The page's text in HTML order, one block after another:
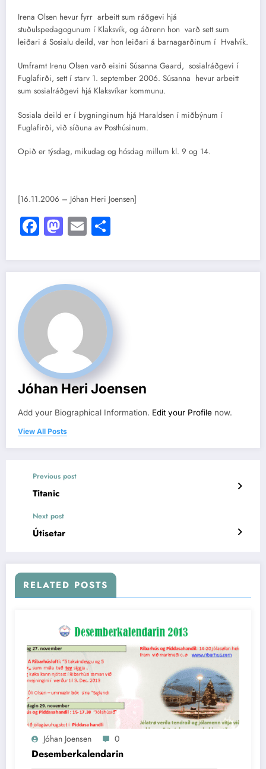
Irena Olsen hevur fyrr arbeitt sum ráðgevi hjá
stuðulspedagogunum í Klaksvík, og áðrenn hon varð sett sum
leiðari á Sosialu deild, var hon leiðari á barnagarðinum í Hvalvík.
Umframt Irenu Olsen varð eisini Súsanna Gaard, sosialráðgevi í
Fuglafirði, sett í starv 1. september 2006. Súsanna hevur arbeitt
sum sosialráðgevi hjá Klaksvíkar kommunu.
Sosiala deild er í bygninginum hjá Haraldsen í miðbýnum í
Fuglafirði, við síðuna av Posthúsinum.
Opið er týsdag, mikudag og hósdag millum kl. 9 og 14.
[16.11.2006 – Jóhan Heri Joensen]
Facebook
Mastodon
Email
Jóhan Heri Joensen
Add your Biographical Information. Edit your Profile now.
View All Posts
Previous post
Titanic
Next post
Útisetar
RELATED POSTS
Jóhan Joensen 0
Desemberkalendarin